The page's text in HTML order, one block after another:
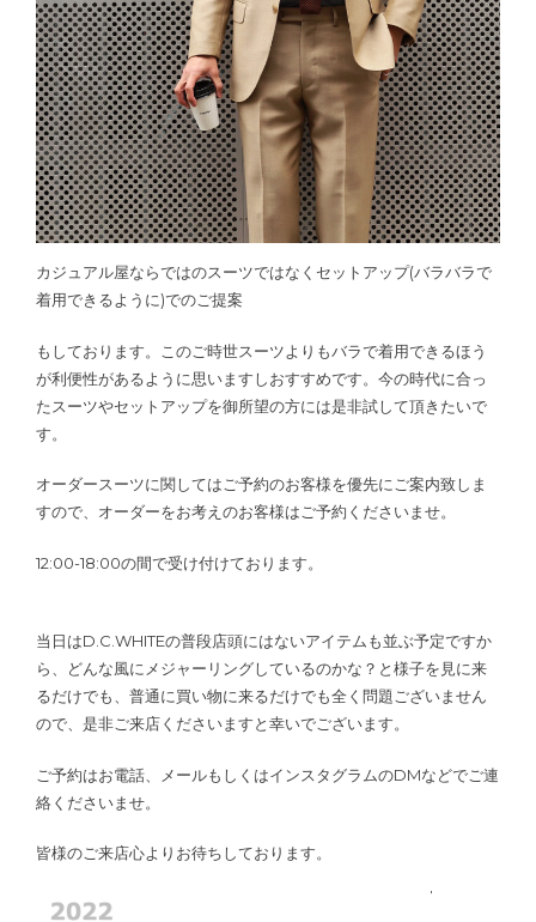
カジュアル屋ならではのスーツではなくセットアップ(バラバラで
着用できるように)でのご提案
もしております。このご時世スーツよりもバラで着用できるほう
が利便性があるように思いますしおすすめです。今の時代に合っ
たスーツやセットアップを御所望の方には是非試して頂きたいで
す。
オーダースーツに関してはご予約のお客様を優先にご案内致しま
すので、オーダーをお考えのお客様はご予約くださいませ。
12:00-18:00の間で受け付けております。
当日はD.C.WHITEの普段店頭にはないアイテムも並ぶ予定ですか
ら、どんな風にメジャーリングしているのかな？と様子を見に来
るだけでも、普通に買い物に来るだけでも全く問題ございません
ので、是非ご来店くださいますと幸いでございます。
ご予約はお電話、メールもしくはインスタグラムのDMなどでご連
絡くださいませ。
皆様のご来店心よりお待ちしております。